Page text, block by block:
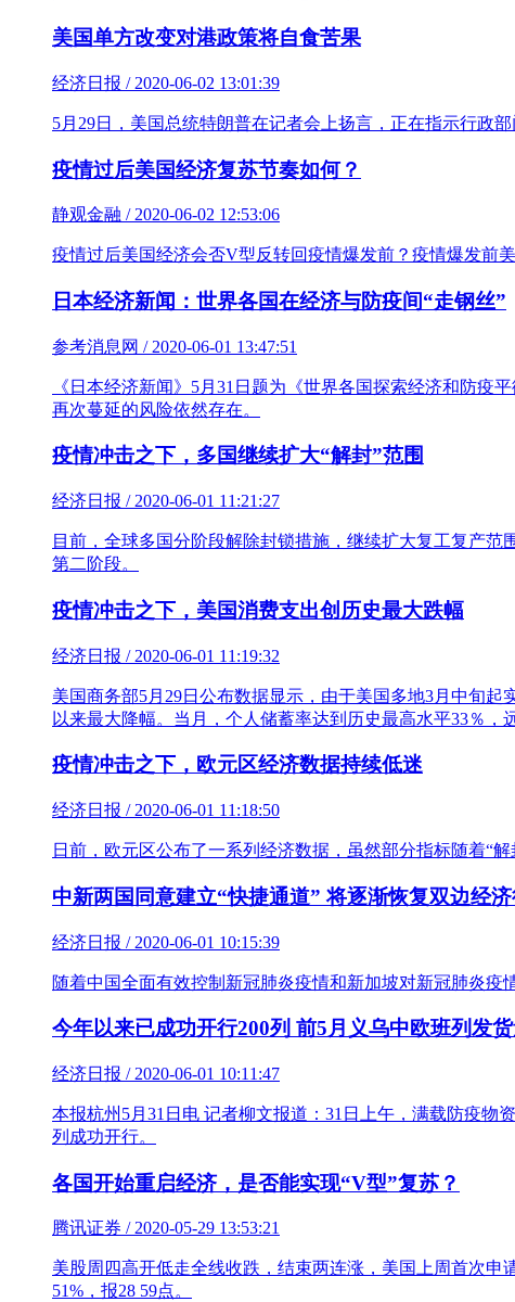
美国单方改变对港政策将自食苦果
经济日报 / 2020-06-02 13:01:39
5月29日，美国总统特朗普在记者会上扬言，正在指示行政
疫情过后美国经济复苏节奏如何？
静观金融 / 2020-06-02 12:53:06
疫情过后美国经济会否V型反转回疫情爆发前？疫情爆发前
日本经济新闻：世界各国在经济与防疫间“走钢丝”
参考消息网 / 2020-06-01 13:47:51
《日本经济新闻》5月31日题为《世界各国探索经济和防
再次蔓延的风险依然存在。
疫情冲击之下，多国继续扩大“解封”范围
经济日报 / 2020-06-01 11:21:27
目前，全球多国分阶段解除封锁措施，继续扩大复工复产范
第二阶段。
疫情冲击之下，美国消费支出创历史最大跌幅
经济日报 / 2020-06-01 11:19:32
美国商务部5月29日公布数据显示，由于美国多地3月中旬
以来最大降幅。当月，个人储蓄率达到历史最高水平33％，
疫情冲击之下，欧元区经济数据持续低迷
经济日报 / 2020-06-01 11:18:50
日前，欧元区公布了一系列经济数据，虽然部分指标随着“
中新两国同意建立“快捷通道” 将逐渐恢复双边经
经济日报 / 2020-06-01 10:15:39
随着中国全面有效控制新冠肺炎疫情和新加坡对新冠肺炎疫
今年以来已成功开行200列 前5月义乌中欧班列发
经济日报 / 2020-06-01 10:11:47
本报杭州5月31日电 记者柳文报道：31日上午，满载防疫物
列成功开行。
各国开始重启经济，是否能实现“V型”复苏？
腾讯证券 / 2020-05-29 13:53:21
美股周四高开低走全线收跌，结束两连涨，美国上周首次申
51%，报28 59点。